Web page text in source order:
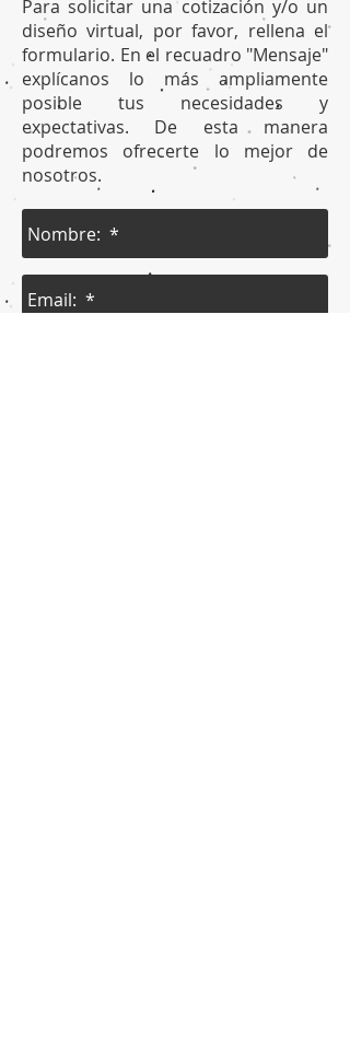
Para solicitar una cotización y/o un
diseño virtual, por favor, rellena el
formulario. En el recuadro "Mensaje"
explícanos lo más ampliamente
posible tus necesidades y
expectativas. De esta manera
podremos ofrecerte lo mejor de
nosotros.